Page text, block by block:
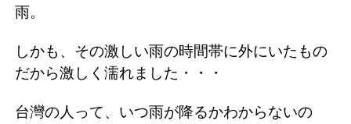
雨。
しかも、その激しい雨の時間帯に外にいたもの
だから激しく濡れました・・・
台灣の人って、いつ雨が降るかわからないの